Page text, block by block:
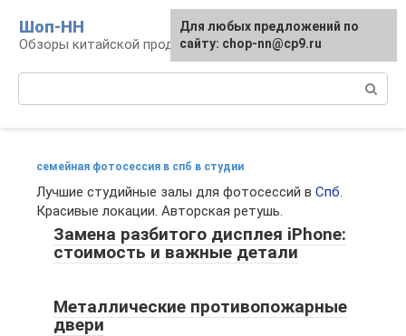
контенту
Шоп-HH
Обзоры китайской продукции Huawei и Honor
семейная фотосессия в спб в студии
Лучшие студийные залы для фотосессий в Спб.
Красивые локации. Авторская ретушь.
Замена разбитого дисплея iPhone:
стоимость и важные детали
Металлические противопожарные
двери
Для любых предложений по
сайту: chop-nn@cp9.ru